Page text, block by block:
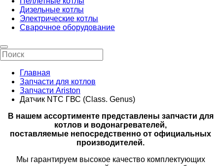
Дизельные котлы
Электрические котлы
Сварочное оборудование
Главная
Запчасти для котлов
Запчасти Ariston
Датчик NTC ГВС (Class. Genus)
В нашем ассортименте представлены запчасти для
котлов и водонагревателей,
поставляемые непосредственно от официальных
производителей.
Мы гарантируем высокое качество комплектующих